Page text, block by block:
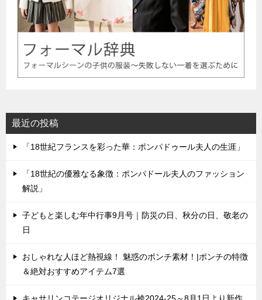
最近の投稿
「18世紀フランスを彩った華：ポンパドゥール夫人の生涯」
「18世紀の優雅なる象徴：ポンパドール夫人のファッション
解説」
子どもと楽しむ年中行事9月号｜防災の日、秋分の日、敬老の
日
おしゃれな人ほど熱視線！ 魅惑のポンチ素材！|ポンチの特徴
＆絶対おすすめアイテム7選
キャサリンコテージオリジナル袴2024-25～8月1日より新作